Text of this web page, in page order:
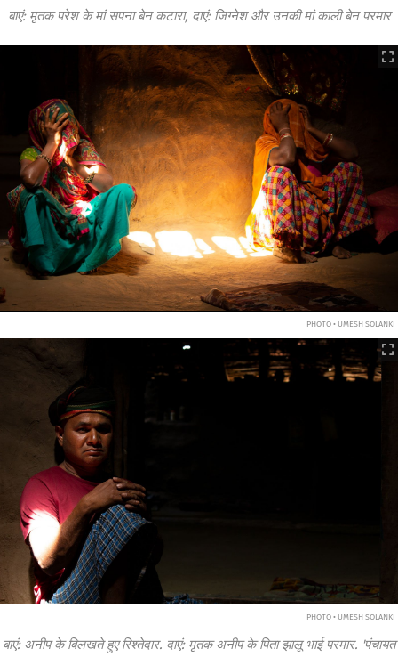
बाएं: मृतक परेश के मां सपना बेन कटारा, दाएं: जिग्नेश और उनकी मां काली बेन परमार
PHOTO • UMESH SOLANKI
PHOTO • UMESH SOLANKI
बाएं: अनीप के बिलखते हुए रिश्तेदार. दाएं: मृतक अनीप के पिता झालू भाई परमार. 'पंचायत